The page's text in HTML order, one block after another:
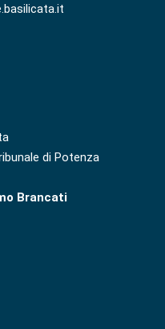
di Potenza
Brancati